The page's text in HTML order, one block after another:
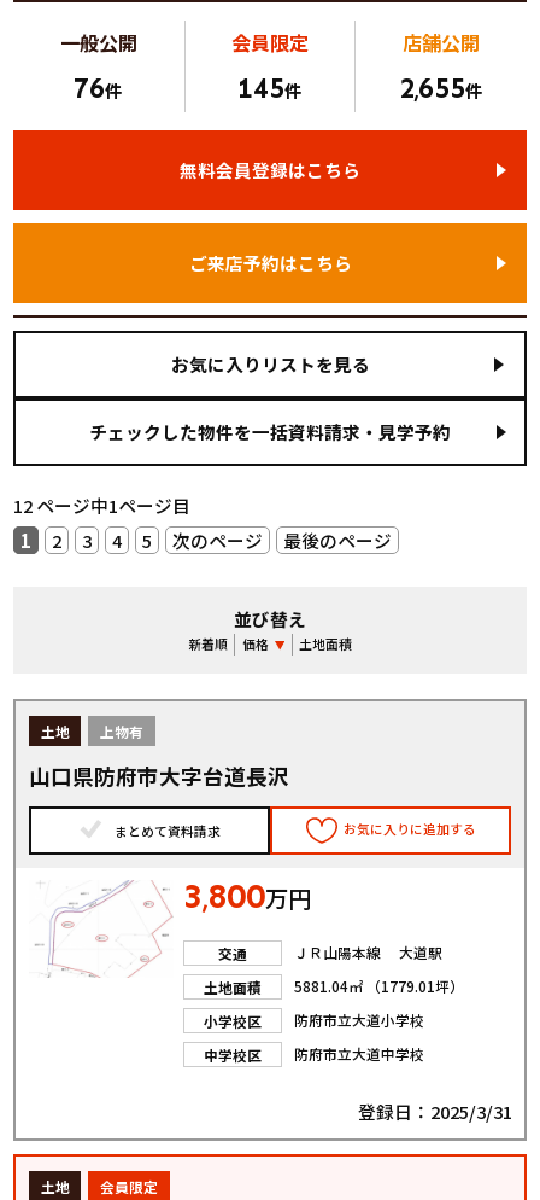
一般公開
76件
会員限定
145件
店舗公開
2,655件
無料会員登録はこちら
ご来店予約はこちら
お気に入りリストを見る
12 ページ中1ページ目
1
2 3 4 5 次のページ 最後のページ
並び替え
新着順 価格 土地面積
土地 上物有
山口県防府市大字台道長沢
まとめて資料請求 お気に入りに追加する
3,800万円
交通
ＪＲ山陽本線 大道駅
土地面積
5881.04㎡ （1779.01坪）
小学校区
防府市立大道小学校
中学校区
防府市立大道中学校
登録日：2025/3/31
土地 会員限定